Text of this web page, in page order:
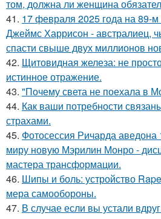
том, должна ли женщина
41. 17 февраля 2025 года на 89-м
Джеймс Харрисон - австралиец,
спасти свыше двух миллионов
42. Щитовидная железа: не
истинное отражение.
43. "Почему света не поехала в
44. Как ваши потребности
страхами.
45. Фотосессия Ричарда аведона
миру новую Мэрилин Монро -
мастера трансформации.
46. Шипы и боль: устройство
мера самообороны.
47. В случае если вы устали